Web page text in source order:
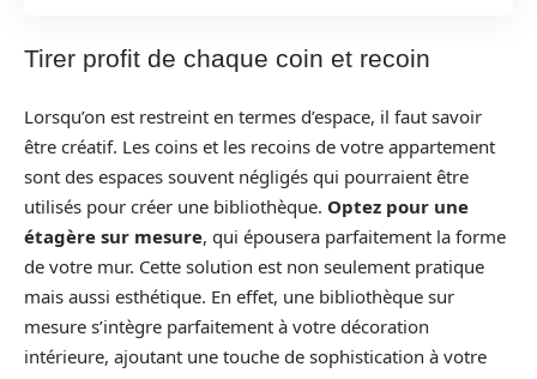
Tirer profit de chaque coin et recoin
Lorsqu’on est restreint en termes d’espace, il faut savoir
être créatif. Les coins et les recoins de votre appartement
sont des espaces souvent négligés qui pourraient être
utilisés pour créer une bibliothèque. Optez pour une
étagère sur mesure, qui épousera parfaitement la forme
de votre mur. Cette solution est non seulement pratique
mais aussi esthétique. En effet, une bibliothèque sur
mesure s’intègre parfaitement à votre décoration
intérieure, ajoutant une touche de sophistication à votre